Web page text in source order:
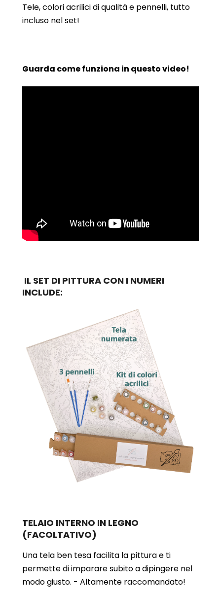
Tele, colori acrilici di qualità e pennelli, tutto
incluso nel set!
Guarda come funziona in questo video!
IL SET DI PITTURA CON I NUMERI
INCLUDE:
TELAIO INTERNO IN LEGNO
(FACOLTATIVO)
Una tela ben tesa facilita la pittura e ti
permette di imparare subito a dipingere nel
modo giusto. - Altamente raccomandato!